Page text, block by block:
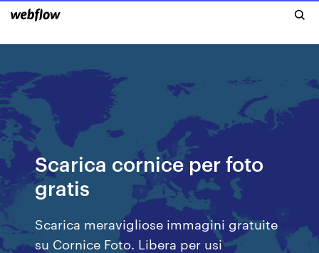
Scarica cornice per foto
gratis
Scarica meravigliose immagini gratuite
su Cornice Foto. Libera per usi